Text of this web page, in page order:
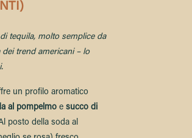
tequila, molto semplice da
dei trend americani – lo
un profilo aromatico
al pompelmo e succo di
posto della soda al